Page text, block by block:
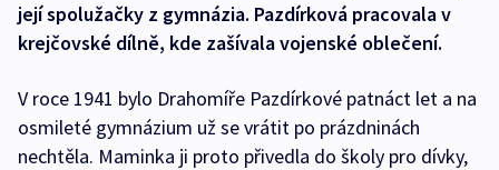
její spolužačky z gymnázia. Pazdírková pracovala v
krejčovské dílně, kde zašívala vojenské oblečení.
V roce 1941 bylo Drahomíře Pazdírkové patnáct let a na
osmileté gymnázium už se vrátit po prázdninách
nechtěla. Maminka ji proto přivedla do školy pro dívky,